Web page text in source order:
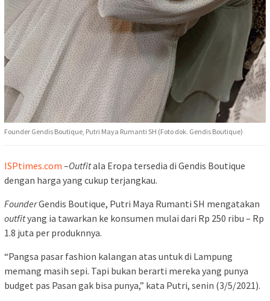
Founder Gendis Boutique, Putri Maya Rumanti SH (Foto dok. Gendis Boutique)
ISPtimes.com –Outfitala Eropa tersedia di Gendis Boutique
dengan harga yang cukup terjangkau.
FounderGendis Boutique, Putri Maya Rumanti SH mengatakan
outfityang ia tawarkan ke konsumen mulai dari Rp 250 ribu – Rp
1.8 juta per produknnya.
“Pangsa pasar fashion kalangan atas untuk di Lampung
memang masih sepi. Tapi bukan berarti mereka yang punya
budget pas Pasan gak bisa punya,” kata Putri, senin (3/5/2021).